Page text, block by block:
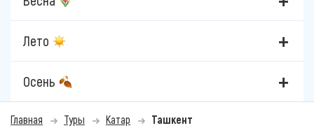
Лето
Осень
Главная Туры Катар Ташкент